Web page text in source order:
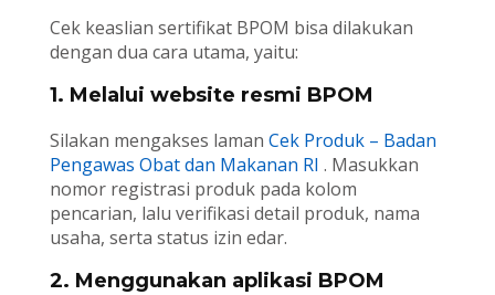
Cek keaslian sertifikat BPOM bisa dilakukan
dengan dua cara utama, yaitu:
1. Melalui website resmi BPOM
Silakan mengakses laman Cek Produk – Badan
Pengawas Obat dan Makanan RI . Masukkan
nomor registrasi produk pada kolom
pencarian, lalu verifikasi detail produk, nama
usaha, serta status izin edar.
2. Menggunakan aplikasi BPOM